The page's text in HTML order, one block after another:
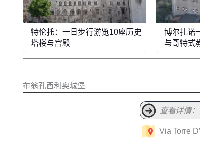
特伦托：一日步行游览10座历史
塔楼与宫殿
博尔扎诺
与哥特式
布翁孔西利奥城堡
查看详情：
Via Torre